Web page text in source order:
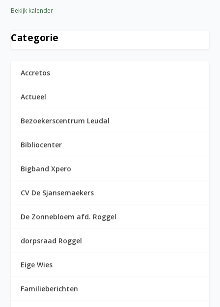
Bekijk kalender
Categorie
Accretos
Actueel
Bezoekerscentrum Leudal
Bibliocenter
Bigband Xpero
CV De Sjansemaekers
De Zonnebloem afd. Roggel
dorpsraad Roggel
Eige Wies
Familieberichten